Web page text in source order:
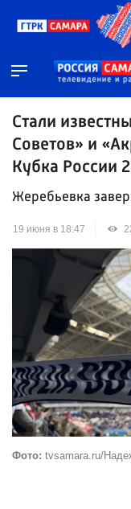
Стали
Советов» и
Кубка России
Жеребьевка
19 июня в 18:47
Фото: tvsamara.ru/